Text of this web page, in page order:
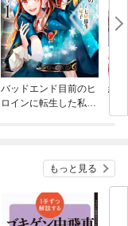
バッドエンド目前のヒ
ロインに転生した私、
結
もっと見る